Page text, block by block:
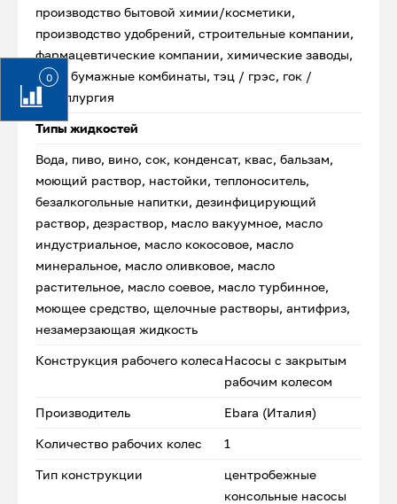
0
производство бытовой химии/косметики,
производство удобрений, строительные компании,
фармацевтические компании, химические заводы,
цбк / бумажные комбинаты, тэц / грэс, гок /
металлургия
Типы жидкостей
Вода, пиво, вино, сок, конденсат, квас, бальзам,
моющий раствор, настойки, теплоноситель,
безалкогольные напитки, дезинфицирующий
раствор, дезраствор, масло вакуумное, масло
индустриальное, масло кокосовое, масло
минеральное, масло оливковое, масло
растительное, масло соевое, масло турбинное,
моющее средство, щелочные растворы, антифриз,
незамерзающая жидкость
Конструкция рабочего колесаНасосы с закрытым
рабочим колесом
Производитель Ebara (Италия)
Количество рабочих колес 1
Тип конструкции
центробежные
консольные насосы